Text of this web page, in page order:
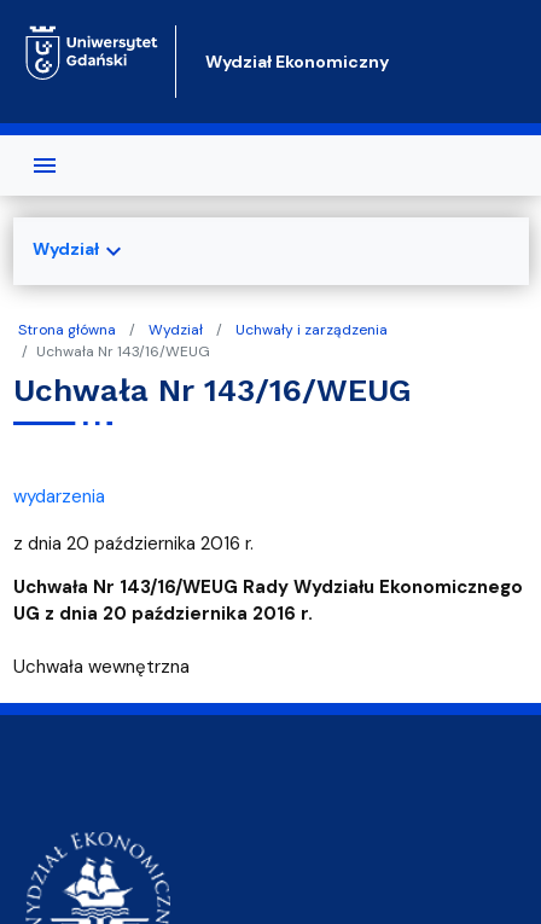
Wydział Ekonomiczny
Strona główna Wydział
Uchwały i zarządzenia
Uchwała Nr 143/16/WEUG
Uchwała Nr 143/16/WEUG
wydarzenia
z dnia 20 października 2016 r.
Uchwała Nr 143/16/WEUG Rady Wydziału Ekonomicznego
UG z dnia 20 października 2016 r.
Uchwała wewnętrzna
Wydziałexpand_more